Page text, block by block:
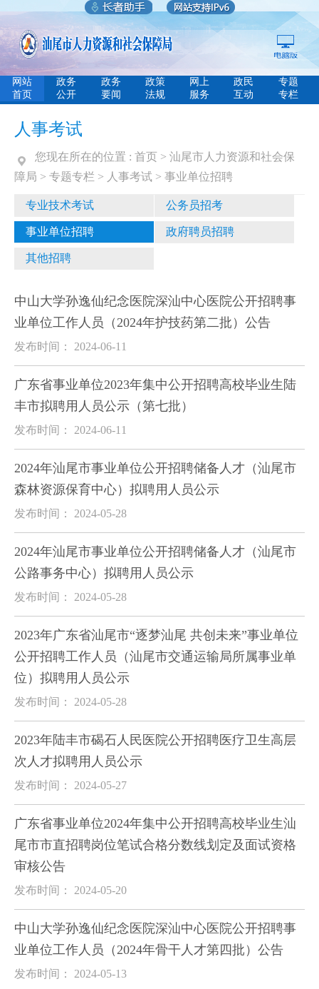
网站
首页
政务
公开
政务
要闻
政策
法规
网上
服务
政民
互动
专题
专栏
人事考试
您现在所在的位置 : 首页 > 汕尾市人力资源和社会保
障局 > 专题专栏 > 人事考试 > 事业单位招聘
专业技术考试 公务员招考
事业单位招聘 政府聘员招聘
其他招聘
中山大学孙逸仙纪念医院深汕中心医院公开招聘事
业单位工作人员（2024年护技药第二批）公告
发布时间： 2024-06-11
广东省事业单位2023年集中公开招聘高校毕业生陆
丰市拟聘用人员公示（第七批）
发布时间： 2024-06-11
2024年汕尾市事业单位公开招聘储备人才（汕尾市
森林资源保育中心）拟聘用人员公示
发布时间： 2024-05-28
2024年汕尾市事业单位公开招聘储备人才（汕尾市
公路事务中心）拟聘用人员公示
发布时间： 2024-05-28
2023年广东省汕尾市“逐梦汕尾 共创未来”事业单位
公开招聘工作人员（汕尾市交通运输局所属事业单
位）拟聘用人员公示
发布时间： 2024-05-28
2023年陆丰市碣石人民医院公开招聘医疗卫生高层
次人才拟聘用人员公示
发布时间： 2024-05-27
广东省事业单位2024年集中公开招聘高校毕业生汕
尾市市直招聘岗位笔试合格分数线划定及面试资格
审核公告
发布时间： 2024-05-20
中山大学孙逸仙纪念医院深汕中心医院公开招聘事
业单位工作人员（2024年骨干人才第四批）公告
发布时间： 2024-05-13